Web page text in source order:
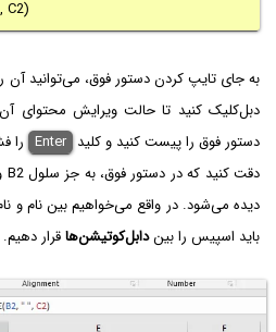
C2)
دبل‌کلیک کنید تا حالت ویرایش محتوای
دستور فوق را پیست کنید و کلید Enter را
دقت کنید که در دستور فوق، به جز سلول B2 و C2 یک اسپیس به صورت
دیده می‌شود. در واقع می‌خواهیم بین نام و
باید اسپیس را بیندابل‌کوتیشن‌هاقرار دهیم.